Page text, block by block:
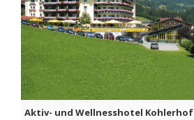
Aktiv- und Wellnesshotel Kohlerhof